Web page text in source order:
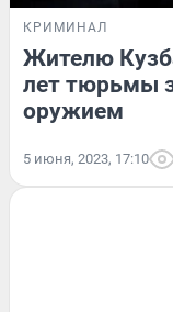
КРИМИНАЛ
Жителю
лет тюрьмы
оружием
5 июня, 2023, 17:10